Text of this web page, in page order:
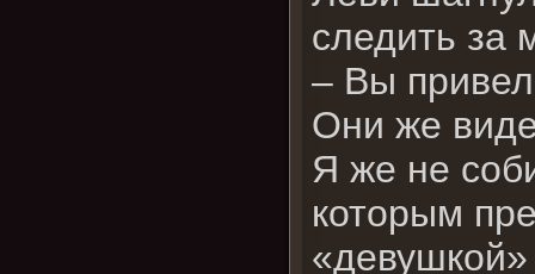
следить за
– Вы
Они же
Я же не
которым